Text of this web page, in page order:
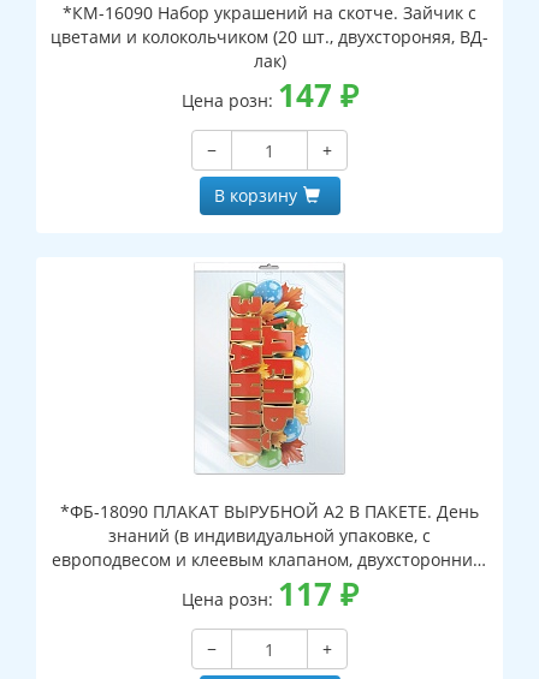
*КМ-16090 Набор украшений на скотче. Зайчик с
цветами и колокольчиком (20 шт., двухстороняя, ВД-
лак)
Цена розн: 147 ₽
−
+
В корзину
*ФБ-18090 ПЛАКАТ ВЫРУБНОЙ А2 В ПАКЕТЕ. День
знаний (в индивидуальной упаковке, с
европодвесом и клеевым клапаном, двухсторонний,
ВД-лак)
Цена розн: 117 ₽
−
+